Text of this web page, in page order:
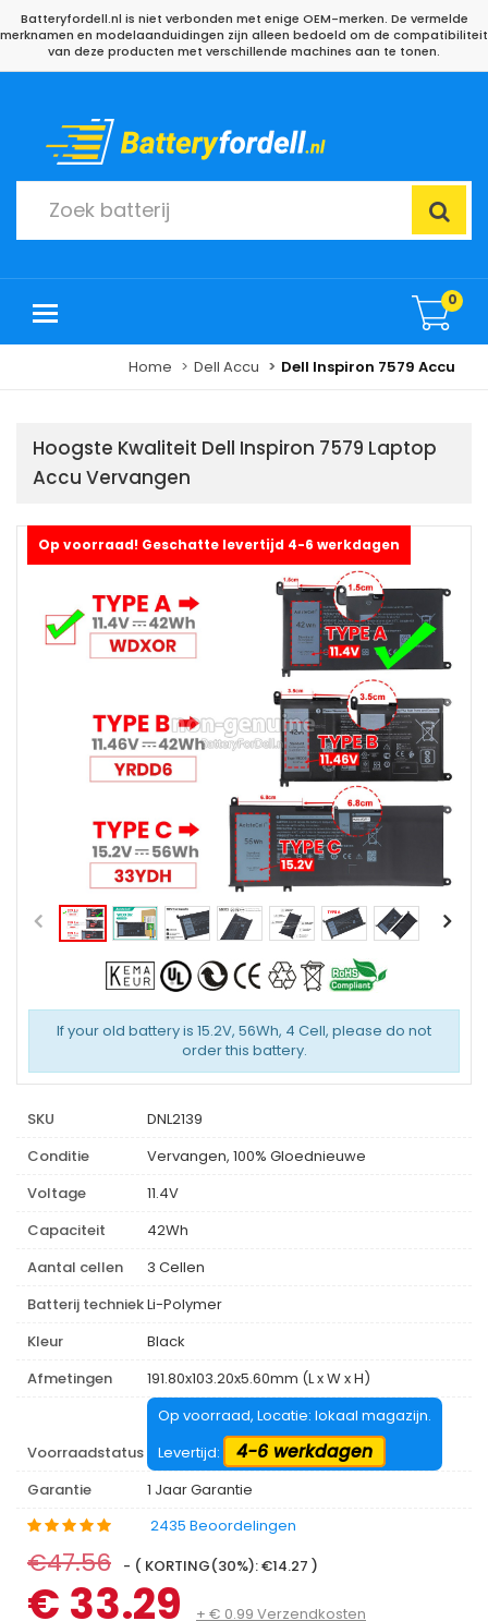
Batteryfordell.nl is niet verbonden met enige OEM-merken. De vermelde
merknamen en modelaanduidingen zijn alleen bedoeld om de compatibiliteit
van deze producten met verschillende machines aan te tonen.
0
Home Dell Accu Dell Inspiron 7579 Accu
Hoogste Kwaliteit Dell Inspiron 7579 Laptop
Accu Vervangen
If your old battery is 15.2V, 56Wh, 4 Cell, please do not
order this battery.
Op voorraad! Geschatte levertijd 4-6 werkdagen
SKU
DNL2139
Conditie
Vervangen, 100% Gloednieuwe
Voltage
11.4V
Capaciteit
42Wh
Aantal cellen
3 Cellen
Batterij techniekLi-Polymer
Kleur
Black
Afmetingen
191.80x103.20x5.60mm (L x W x H)
Voorraadstatus
Op voorraad, Locatie: lokaal magazijn.
Levertijd:
4-6 werkdagen
Garantie
1 Jaar Garantie
2435 Beoordelingen
€47.56 - ( KORTING(30%): €14.27 )
€ 33.29 + € 0.99 Verzendkosten